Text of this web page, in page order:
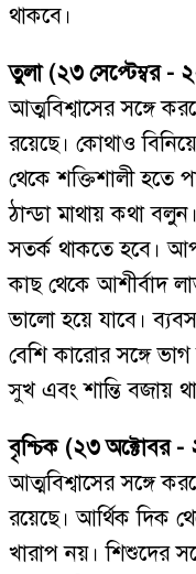
থাকবে।
তুলা (২৩ সেপ্টেম্বর -
আত্মবিশ্বাসের সঙ্গে
রয়েছে। কোথাও
থেকে শক্তিশালী হতে
ঠান্ডা মাথায় কথা
সতর্ক থাকতে হবে।
কাছ থেকে আশীর্বাদ
ভালো হয়ে যাবে।
বেশি কারোর সঙ্গে
সুখ এবং শান্তি বজায়
বৃশ্চিক (২৩ অক্টোবর -
আত্মবিশ্বাসের সঙ্গে
রয়েছে। আর্থিক দিক
খারাপ নয়। শিশুদের